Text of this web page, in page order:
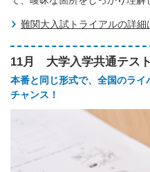
難関大入試トライアルの詳細
11月 大学入学共通テス
本番と同じ形式で、全国のラ
チャンス！